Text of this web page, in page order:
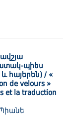
պիես
և հայերեն) / «
de velours »
et la traduction
Պիանե